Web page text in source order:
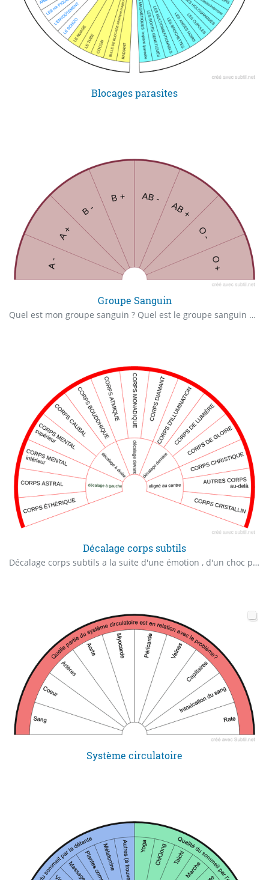
Blocages parasites
Groupe Sanguin
Quel est mon groupe sanguin ? Quel est le groupe sanguin de (nom de la personne) ? Rappel: Ce biomètre n'est qu' une première indication, cela ne remplace pas l'examen médical pour savoir réellement votre groupe sanguin ou celui d'une personne et d'obtenir la carte de groupe sanguin attitré.
Décalage corps subtils
Décalage corps subtils a la suite d'une émotion , d'un choc physique ou psychique
Système circulatoire